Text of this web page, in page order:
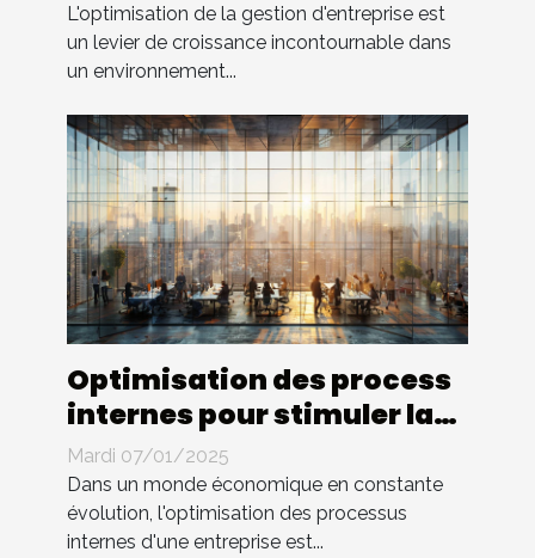
L'optimisation de la gestion d'entreprise est
un levier de croissance incontournable dans
un environnement...
Optimisation des process
internes pour stimuler la
croissance d'entreprise
Mardi 07/01/2025
Dans un monde économique en constante
évolution, l'optimisation des processus
internes d'une entreprise est...